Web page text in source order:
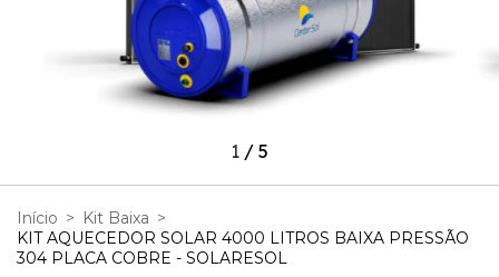
1 / 5
Início > Kit Baixa >
KIT AQUECEDOR SOLAR 4000 LITROS BAIXA PRESSÃO
304 PLACA COBRE - SOLARESOL